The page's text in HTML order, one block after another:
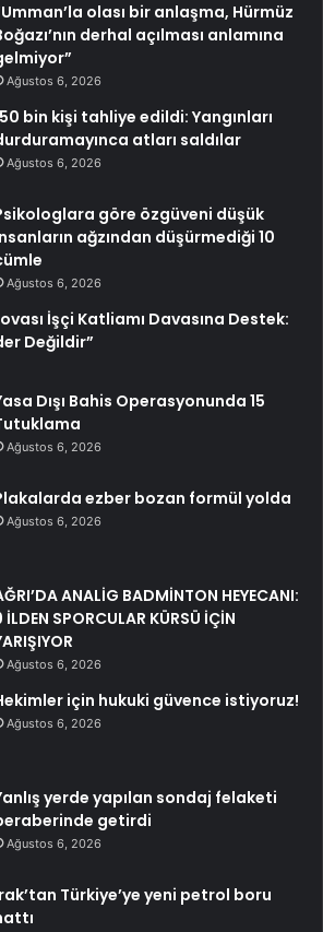
olası bir anlaşma, Hürmüz
derhal açılması anlamına
Ağustos 6, 2026
bin kişi tahliye edildi: Yangınları
atları saldılar
Ağustos 6, 2026
göre özgüveni düşük
ağzından düşürmediği 10
Ağustos 6, 2026
İşçi Katliamı Davasına Destek:
Değildir”
Dışı Bahis Operasyonunda 15
Ağustos 6, 2026
ezber bozan formül yolda
Ağustos 6, 2026
ANALİG BADMİNTON HEYECANI:
İLDEN SPORCULAR KÜRSÜ İÇİN
Ağustos 6, 2026
için hukuki güvence istiyoruz!
Ağustos 6, 2026
yerde yapılan sondaj felaketi
getirdi
Ağustos 6, 2026
Türkiye’ye yeni petrol boru